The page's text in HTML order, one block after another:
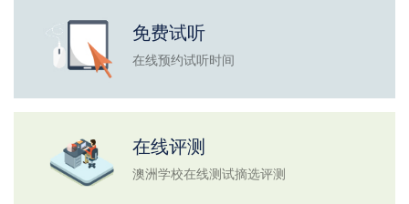
免费试听
在线预约试听时间
在线评测
澳洲学校在线测试摘选评测